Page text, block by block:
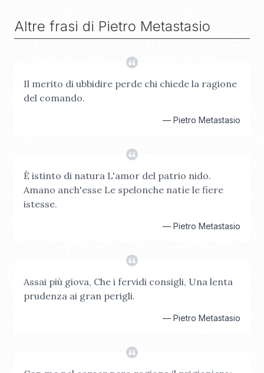
Altre frasi di Pietro Metastasio
Il merito di ubbidire perde chi chiede la ragione
del comando.
— Pietro Metastasio
È istinto di natura L'amor del patrio nido.
Amano anch'esse Le spelonche natìe le fiere
istesse.
— Pietro Metastasio
Assai più giova, Che i fervidi consigli, Una lenta
prudenza ai gran perigli.
— Pietro Metastasio